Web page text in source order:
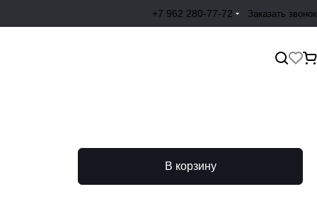
+7 962 280-77-72 Заказать звонок
В корзину